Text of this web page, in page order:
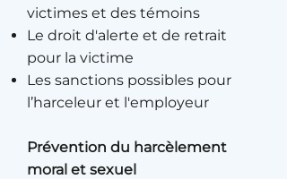
victimes et des témoins
Le droit d'alerte et de retrait
pour la victime
Les sanctions possibles pour
l’harceleur et l'employeur
Prévention du harcèlement
moral et sexuel